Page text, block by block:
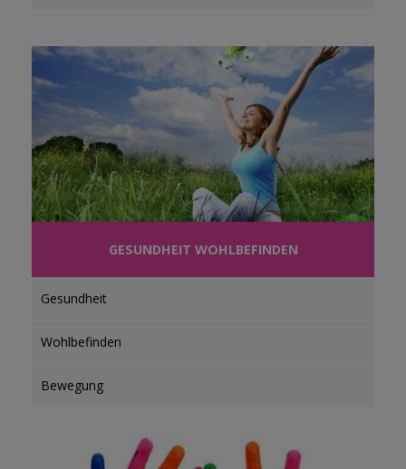
GESUNDHEIT WOHLBEFINDEN
Gesundheit
Wohlbefinden
Bewegung